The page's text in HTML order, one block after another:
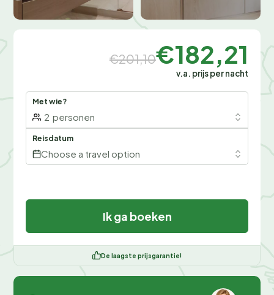
€201,10€182,21
v.a. prijs per nacht
Met wie?
2 personen
Reisdatum
Choose a travel option
Ik ga boeken
De laagste prijsgarantie!